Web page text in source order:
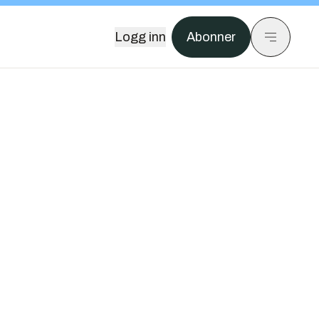
Logg inn Abonner